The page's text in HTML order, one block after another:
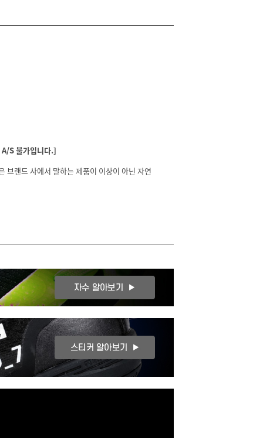
S 불가입니다.]
브랜드 사에서 말하는 제품이 이상이 아닌 자연